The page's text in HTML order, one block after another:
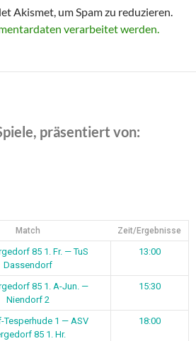
Akismet, um Spam zu reduzieren.
verarbeitet werden.
präsentiert von:
Match Zeit/Ergebnisse
85 1. Fr. — TuS
Dassendorf
13:00
85 1. A-Jun. —
Niendorf 2
15:30
Tesperhude 1 — ASV
85 1. Hr.
18:00